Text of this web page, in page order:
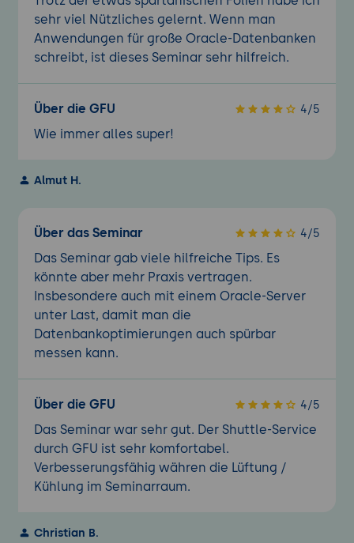
sehr viel Nützliches gelernt. Wenn man
Anwendungen für große Oracle-Datenbanken
schreibt, ist dieses Seminar sehr hilfreich.
Über die GFU 4/5
Wie immer alles super!
Almut H.
Über das Seminar 4/5
Das Seminar gab viele hilfreiche Tips. Es
könnte aber mehr Praxis vertragen.
Insbesondere auch mit einem Oracle-Server
unter Last, damit man die
Datenbankoptimierungen auch spürbar
messen kann.
Über die GFU 4/5
Das Seminar war sehr gut. Der Shuttle-Service
durch GFU ist sehr komfortabel.
Verbesserungsfähig währen die Lüftung /
Kühlung im Seminarraum.
Christian B.